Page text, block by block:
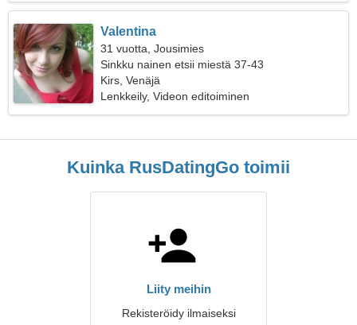
Valentina
31 vuotta, Jousimies
Sinkku nainen etsii miestä 37-43
Kirs, Venäjä
Lenkkeily, Videon editoiminen
Kuinka RusDatingGo toimii
Liity meihin
Rekisteröidy ilmaiseksi